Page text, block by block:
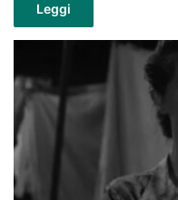
Leggi